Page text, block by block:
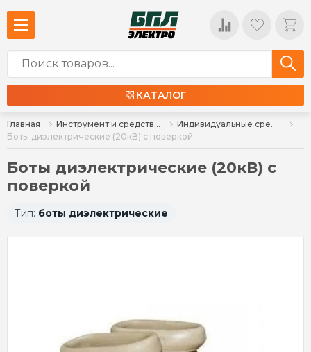
КАТАЛОГ
Главная Инструмент и средства индивидуальной защиты
Индивидуальные средства защиты
Боты диэлектрические (20кВ) с поверкой
Боты диэлектрические (20кВ) с
поверкой
Тип: боты диэлектрические